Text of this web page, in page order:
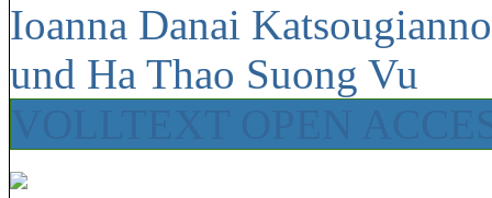
Ioanna Danai
und Ha Thao Suong Vu